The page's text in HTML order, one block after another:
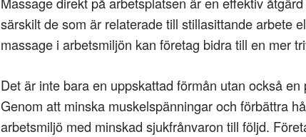
särskilt de som är relaterade till stillasittande arbete
massage i arbetsmiljön kan företag bidra till en mer
Det är inte bara en uppskattad förmån utan också
Genom att minska muskelspänningar och förbättra
arbetsmiljö med minskad sjukfrånvaron till följd.